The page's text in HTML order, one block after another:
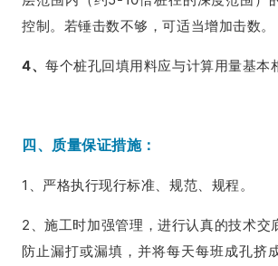
控制。若锤击数不够，可适当增加击数。
4、每个桩孔回填用料应与计算用量基本
四、质量保证措施：
1、严格执行现行标准、规范、规程。
2、施工时加强管理，进行认真的技术交
防止漏打或漏填，并将每天每班成孔挤